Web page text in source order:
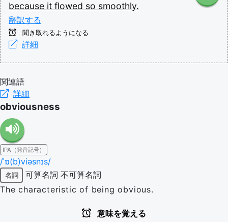
because it flowed so smoothly.
翻訳する
聞き取れるようになる
詳細
関連語
詳細
obviousness
IPA（発音記号）
/ˈɒ(b)viəsnɪs/
名詞 可算名詞 不可算名詞
The characteristic of being obvious.
意味を覚える